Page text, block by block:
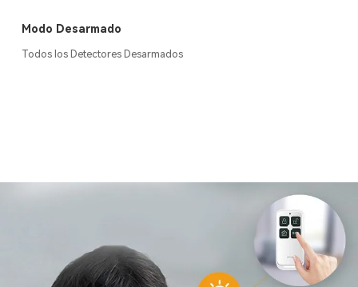
Modo Desarmado
Todos los Detectores Desarmados